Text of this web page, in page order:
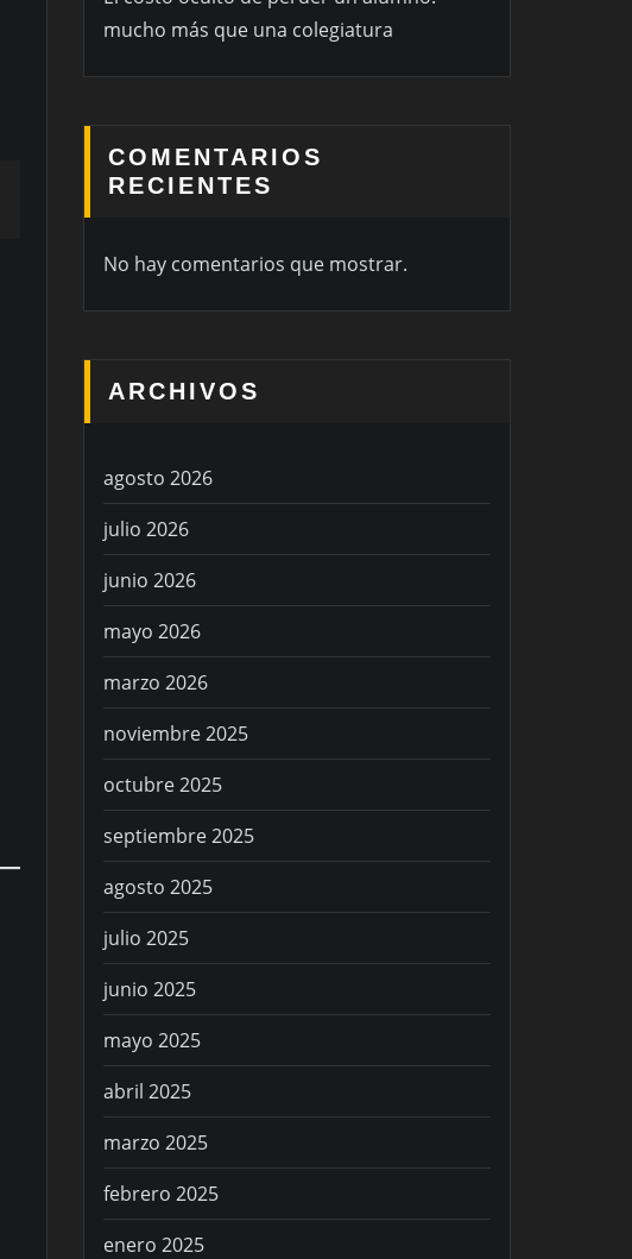
mucho más que una colegiatura
COMENTARIOS
RECIENTES
No hay comentarios que mostrar.
ARCHIVOS
agosto 2026
julio 2026
junio 2026
mayo 2026
marzo 2026
noviembre 2025
octubre 2025
septiembre 2025
agosto 2025
julio 2025
junio 2025
mayo 2025
abril 2025
marzo 2025
febrero 2025
enero 2025